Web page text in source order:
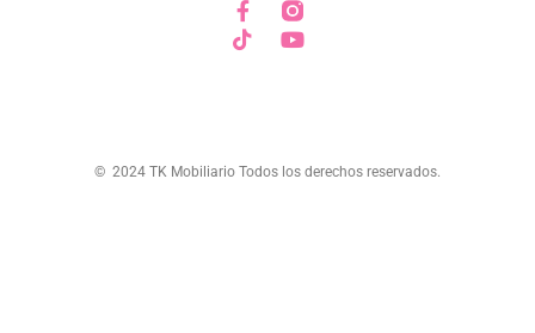
© 2024 TK Mobiliario Todos los derechos reservados.